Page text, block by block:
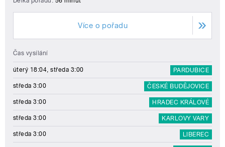
Více o pořadu
Čas vysílání
úterý 18:04, středa 3:00 PARDUBICE
středa 3:00 ČESKÉ BUDĚJOVICE
středa 3:00 HRADEC KRÁLOVÉ
středa 3:00 KARLOVY VARY
středa 3:00 LIBEREC